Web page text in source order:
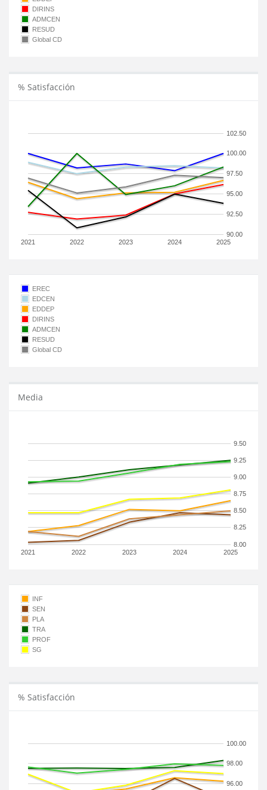
DIRINS
ADMCEN
RESUD
Global CD
% Satisfacción
2021 2022 2023 2024 2025
90.00
92.50
95.00
97.50
100.00
102.50
EREC
EDCEN
EDDEP
DIRINS
ADMCEN
RESUD
Global CD
Media
2021 2022 2023 2024 2025
8.00
8.25
8.50
8.75
9.00
9.25
9.50
INF
SEN
PLA
TRA
PROF
SG
% Satisfacción
96.00
98.00
100.00